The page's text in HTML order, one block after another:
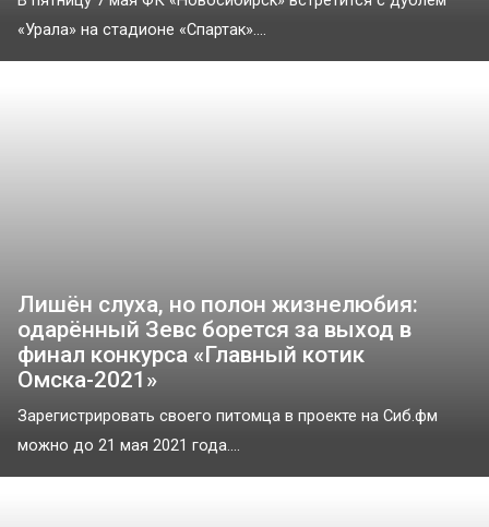
«Урала» на стадионе «Спартак»....
Лишён слуха, но полон жизнелюбия:
одарённый Зевс борется за выход в
финал конкурса «Главный котик
Омска-2021»
Зарегистрировать своего питомца в проекте на Сиб.фм
можно до 21 мая 2021 года....